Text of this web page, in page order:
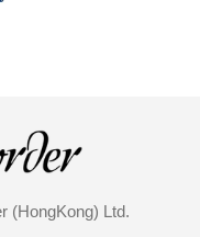
(HongKong) Ltd.